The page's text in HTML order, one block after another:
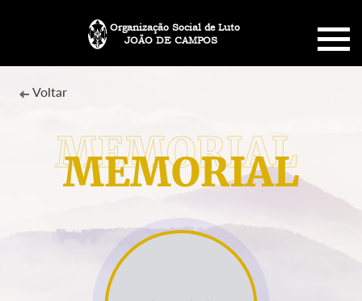
JOÃO DE CAMPOS
Organização Social de Luto
SOBRE NÓS
PLANO FUNERÁRIO
MEMORIAL
Voltar